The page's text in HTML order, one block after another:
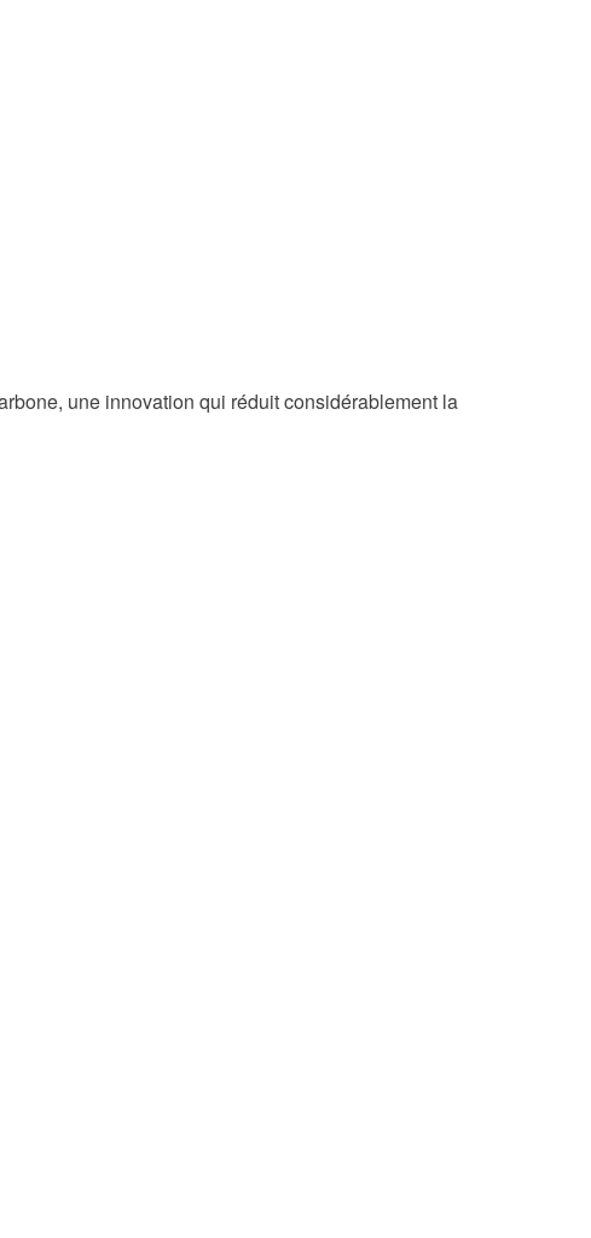
une innovation qui réduit considérablement la